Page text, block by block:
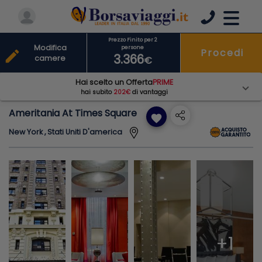
Ameritania At Times Square favorite
New York , Stati Uniti D'america
+1
Prezzo Finito per 2
persone
3.366€
Procedi
edit
Modifica
camere
Hai scelto un OffertaPRIME
hai subito 202€di vantaggi